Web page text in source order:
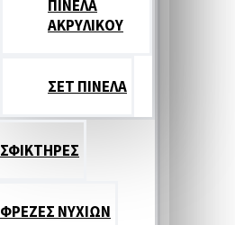
ΠΙΝΕΛΑ
ΑΚΡΥΛΙΚΟΥ
ΣΕΤ ΠΙΝΕΛA
ΣΦΙΚΤΗΡΕΣ
ΦΡΕΖΕΣ ΝΥΧΙΩΝ